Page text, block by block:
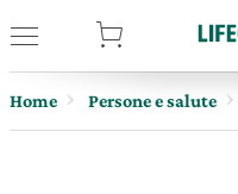
Home Persone e salute